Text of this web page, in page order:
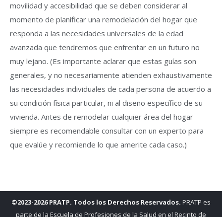
movilidad y accesibilidad que se deben considerar al
momento de planificar una remodelación del hogar que
responda a las necesidades universales de la edad
avanzada que tendremos que enfrentar en un futuro no
muy lejano. (Es importante aclarar que estas guías son
generales, y no necesariamente atienden exhaustivamente
las necesidades individuales de cada persona de acuerdo a
su condición física particular, ni al diseño específico de su
vivienda. Antes de remodelar cualquier área del hogar
siempre es recomendable consultar con un experto para
que evalúe y recomiende lo que amerite cada caso.)
©2023-2026 PRATP. Todos los Derechos Reservados. PRATP es
parte de la Escuela de Profesiones de la Salud en el Recinto de